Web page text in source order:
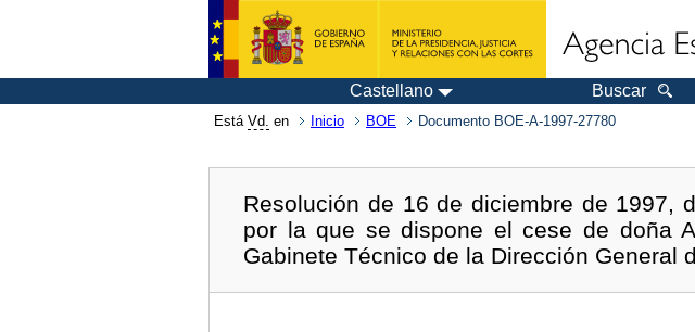
Castellano Buscar
Está Vd. en Inicio BOE Documento BOE-A-1997-27780
Resolución de 16 de diciembre de 1997,
por la que se dispone el cese de doña
Gabinete Técnico de la Dirección General